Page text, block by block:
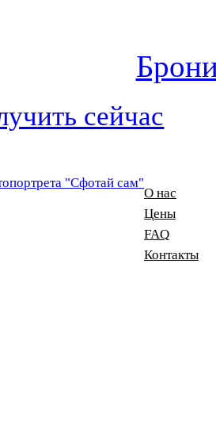
сейчас
О нас
Цены
FAQ
Контакты